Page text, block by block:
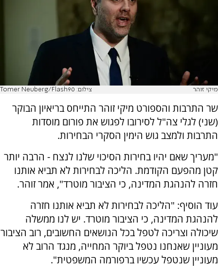
מיקי זוהר צילום: Tomer Neuberg/Flash90
שר התרבות והספורט מיקי זוהר התייחס בריאיון הבוקר
(שני) לגלי צה"ל לסירובו לפגוש את פורום מוסדות
התרבות ולמצב גוש הימין הסקרי הבחירות.
"מעריך שאם יהיו בחירות הסיכוי שלנו לנצח - הרבה יותר
קטן מהפעם הקודמת. הליכה לבחירות לא תביא אותנו
חזרה להנהגת המדינה, כי הציבור מוטרד", אמר זוהר.
עוד הוסיף: "הליכה לבחירות לא תביא אותנו חזרה
להנהגת המדינה, כי הציבור מוטרד. יש לנו ממשלה
שיכולה וצריכה לטפל בכל הנושאים החשובים, רוב הציבור
מעוניין שאנחנו נטפל ביוקר המחייה, מנגד הרוב לא
מעוניין שנטפל עכשיו ברפורמה המשפטית".